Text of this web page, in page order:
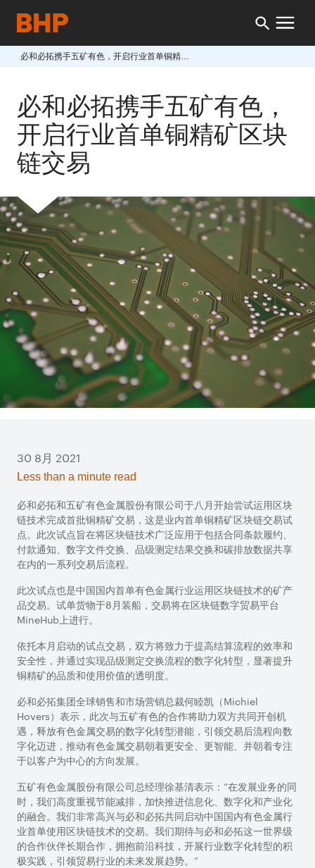
必和必拓携手五矿有色，开启行业首单铜精矿区块链交易
必和必拓携手五矿有色，
开启行业首单铜精矿区块
链交易
30 8月 2021
Less than a minute read
必和必拓和五矿有色金属股份有限公司于八月开始尝试运用区块
链技术完成首批铜精矿交易，这是业内首单铜精矿区块链交易试
点。此次试点旨在将区块链技术广泛应用于包括合同条款履约、
付款通知、数字文件交换、品级测定结果交换和碳排放数据共享
在内的一系列交易后流程。
此次试点也是中国国内首单有色金属行业运用区块链技术的矿产
品交易。试单货物于8月装船，交易将在区块链数字贸易平台
MineHub上进行。
依托本月启动的试点交易，双方将致力于提高结算流程的效率和
安全性，并通过实现品级测定交换流程的数字化转型，显著提升
铜精矿的品质和使用价值的透明度。
必和必拓集团全球销售和市场营销总裁何睦凯（Michiel
Hovers）表示，此次与五矿有色的合作将助力双方共同开创机
遇，释放有色金属交易的数字化转型潜能，引领交易后流程向数
字化迈进，推动有色金属交易朝着更安全、更智能、并朝着专注
于以客户为中心的方向发展。
五矿有色金属股份有限公司总经理徐基清表示：“在发展业务的同
时，我们高度重视节能减排，加快推进信息化、数字化和产业化
的融合。我们非常高兴与必和必拓共同启动中国国内有色金属行
业首单使用区块链技术的交易。我们期待与必和必拓这一世界级
的合作伙伴长期合作，拥抱前沿科技，开展行业数字化转型的积
极实践，引领贸易行业的未来发展趋势。”